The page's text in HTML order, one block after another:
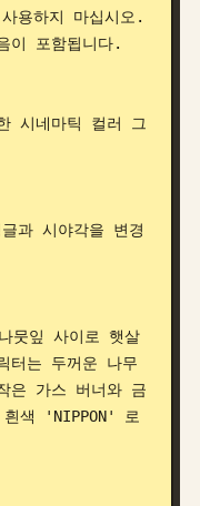
용하지 마십시오.
이 포함됩니다.
시네마틱 컬러 그
과 시야각을 변경
뭇잎 사이로 햇살
터는 두꺼운 나무
은 가스 버너와 금
색 'NIPPON' 로